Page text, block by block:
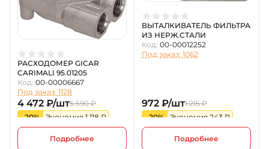
РАСХОДОМЕР GICAR
CARIMALI 95.01205
Код: 00-00006667
Под заказ: 1128
4 472 ₽/шт5 590 ₽
-20%
Экономия 1 118 ₽
Подробнее
ВЫТАЛКИВАТЕЛЬ ФИЛЬТРА
ИЗ НЕРЖ.СТАЛИ
Код: 00-00012252
Под заказ: 1062
972 ₽/шт1 215 ₽
-20%
Экономия 243 ₽
Подробнее